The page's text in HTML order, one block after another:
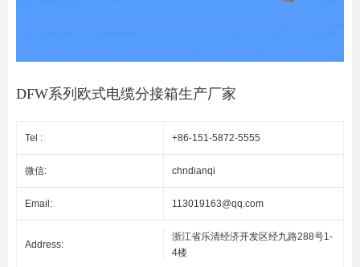
DFW系列欧式电缆分接箱生产厂家
Tel : +86-151-5872-5555
微信: chndianqi
Email: 113019163@qq.com
Address:
浙江省乐清经济开发区经九路288号1-
4楼